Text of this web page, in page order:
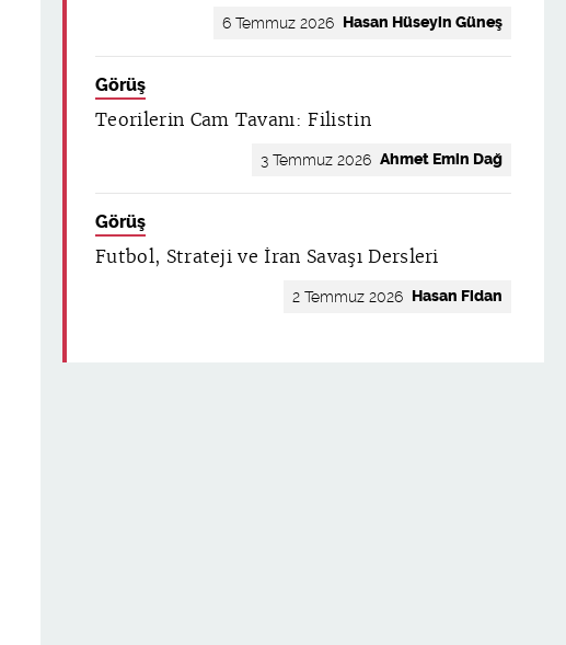
6 Temmuz 2026 Hasan Hüseyin Güneş
Görüş
Teorilerin Cam Tavanı: Filistin
3 Temmuz 2026 Ahmet Emin Dağ
Görüş
Futbol, Strateji ve İran Savaşı Dersleri
2 Temmuz 2026 Hasan Fidan